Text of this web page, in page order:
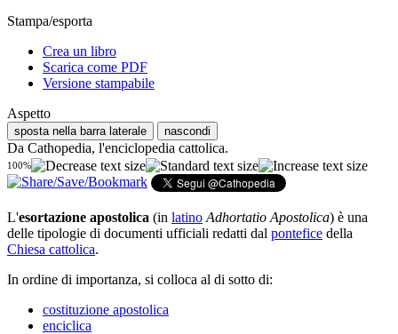
Stampa/esporta
Crea un libro
Scarica come PDF
Versione stampabile
Aspetto
sposta nella barra laterale nascondi
Da Cathopedia, l'enciclopedia cattolica.
100%
L'esortazione apostolica (in latino Adhortatio Apostolica) è una
delle tipologie di documenti ufficiali redatti dal pontefice della
Chiesa cattolica.
In ordine di importanza, si colloca al di sotto di:
costituzione apostolica
enciclica